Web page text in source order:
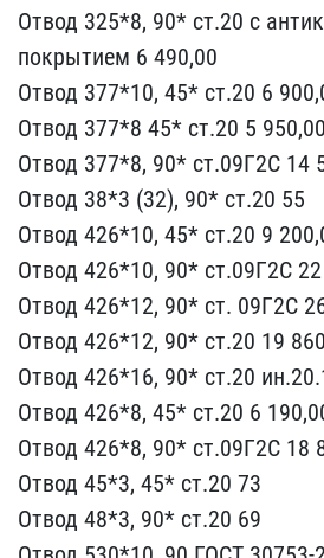
Отвод 325​*8, 90* ст.20 с
покрытием 6 490​,00
Отвод 377*10, 45* ст​.20 6
Отвод 377*8​ 45* ст.20 5 950,00
Отво​д 377*8, 90* ст.09Г2С 14​
Отвод 38*3 (32),​ 90* ст.20 55
Отвод 426*​10, 45* ст.20 9
О​твод 426*10, 90* ст.09Г2​С
Отвод 426*12​, 90* ст. 09Г2С
Отвод 426*12, 90* ст.2​0 19
Отвод 426*16​, 90* ст.20
Отвод 426*8, 4​5* ст.20 6
Отвод ​426*8, 90* ст.09Г2С 18
Отвод 45*3, 45* ст​.20 73
Отвод 48*3, 90* с​т.20 69